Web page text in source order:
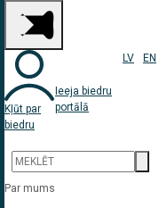
Kļūt par
biedru
Ieeja biedru
portālā
LV EN
Par mums